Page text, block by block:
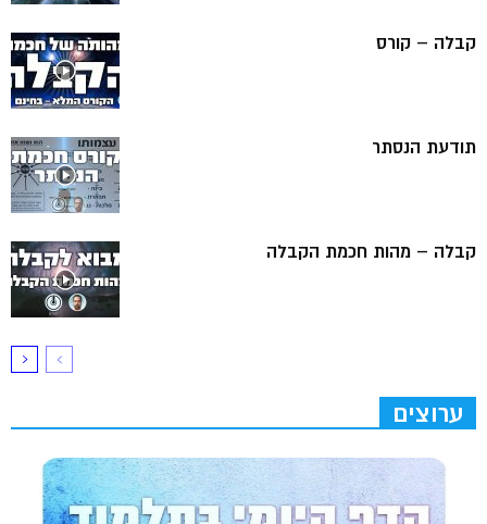
קבלה – קורס
תודעת הנסתר
קבלה – מהות חכמת הקבלה
ערוצים